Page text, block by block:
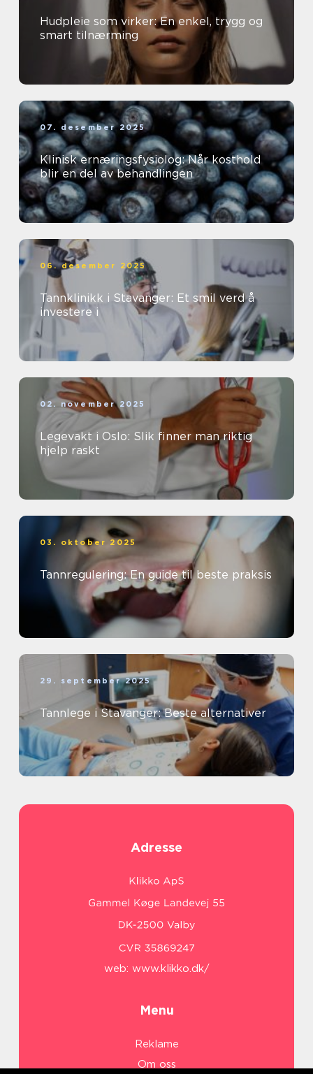
Hudpleie som virker: En enkel, trygg og
smart tilnærming
07. desember 2025
Klinisk ernæringsfysiolog: Når kosthold
blir en del av behandlingen
06. desember 2025
Tannklinikk i Stavanger: Et smil verd å
investere i
02. november 2025
Legevakt i Oslo: Slik finner man riktig
hjelp raskt
03. oktober 2025
Tannregulering: En guide til beste praksis
29. september 2025
Tannlege i Stavanger: Beste alternativer
Adresse
web: www.klikko.dk/
Menu
Reklame
Om oss